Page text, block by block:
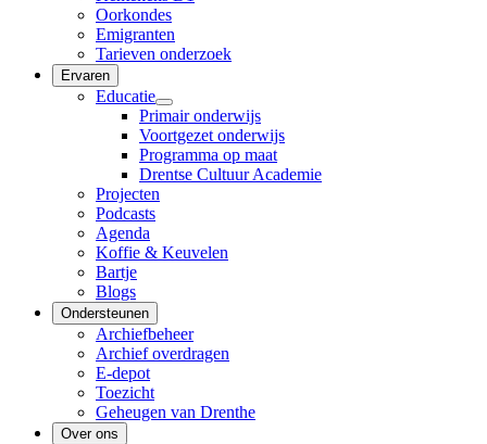
Oorkondes
Emigranten
Tarieven onderzoek
Ervaren
Educatie
Primair onderwijs
Voortgezet onderwijs
Programma op maat
Drentse Cultuur Academie
Projecten
Podcasts
Agenda
Koffie & Keuvelen
Bartje
Blogs
Ondersteunen
Archiefbeheer
Archief overdragen
E-depot
Toezicht
Geheugen van Drenthe
Over ons